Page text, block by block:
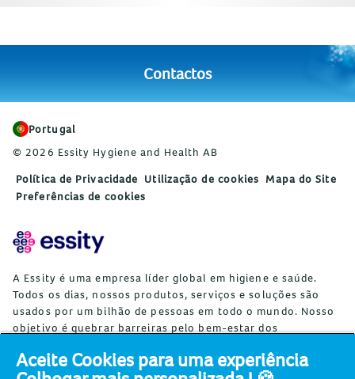
Contactos
Portugal
© 2026 Essity Hygiene and Health AB
Política de Privacidade Utilização de cookies Mapa do Site
Preferências de cookies
A Essity é uma empresa líder global em higiene e saúde.
Todos os dias, nossos produtos, serviços e soluções são
usados por um bilhão de pessoas em todo o mundo. Nosso
objetivo é quebrar barreiras pelo bem-estar dos
sociedade. Estamos presentes em aproximadamente 150
Aceite Cookies para uma experiência